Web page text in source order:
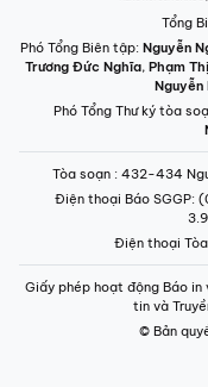
Tổng
Phó Tổng Biên tập: Nguyễn
Trương Đức Nghĩa, Phạm
Nguyễn
Phó Tổng Thư ký tòa
Tòa soạn : 432-434
Điện thoại Báo SGGP:
Điện thoại
Giấy phép hoạt động Báo
tin và
© Bản